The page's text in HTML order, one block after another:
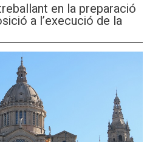
en la preparació
a l’execució de la